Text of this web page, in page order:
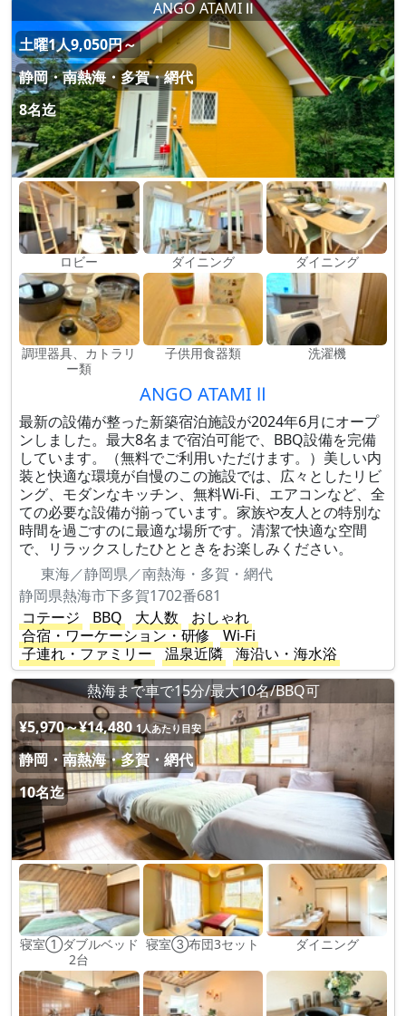
ANGO ATAMI Ⅱ
土曜1人9,050円～
静岡・南熱海・多賀・網代
8名迄
ロビー ダイニング ダイニング
調理器具、カトラリ
ー類
子供用食器類 洗濯機
ANGO ATAMI Ⅱ
最新の設備が整った新築宿泊施設が2024年6月にオープ
ンしました。最大8名まで宿泊可能で、BBQ設備を完備
しています。（無料でご利用いただけます。）美しい内
装と快適な環境が自慢のこの施設では、広々としたリビ
ング、モダンなキッチン、無料Wi-Fi、エアコンなど、全
ての必要な設備が揃っています。家族や友人との特別な
時間を過ごすのに最適な場所です。清潔で快適な空間
で、リラックスしたひとときをお楽しみください。
東海／静岡県／南熱海・多賀・網代
静岡県熱海市下多賀1702番681
コテージ
BBQ 大人数
おしゃれ
合宿・ワーケーション・研修
Wi-Fi
子連れ・ファミリー
温泉近隣
海沿い・海水浴
熱海まで車で15分/最大10名/BBQ可
¥5,970～¥14,480 1人あたり目安
静岡・南熱海・多賀・網代
10名迄
寝室①ダブルベッド
2台
寝室③布団3セット ダイニング